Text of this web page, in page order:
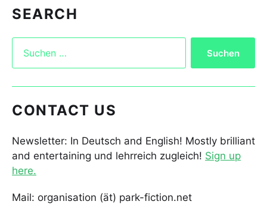
SEARCH
CONTACT US
Newsletter: In Deutsch and English! Mostly brilliant
and entertaining und lehrreich zugleich! Sign up
here.
Mail: organisation (ät) park-fiction.net